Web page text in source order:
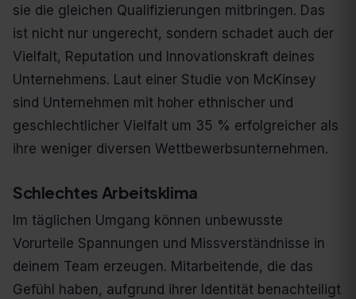
sie die gleichen Qualifizierungen mitbringen. Das
ist nicht nur ungerecht, sondern schadet auch der
Vielfalt, Reputation und Innovationskraft deines
Unternehmens. Laut einer Studie von McKinsey
sind Unternehmen mit hoher ethnischer und
geschlechtlicher Vielfalt um 35 % erfolgreicher als
ihre weniger diversen Wettbewerbsunternehmen.
Schlechtes Arbeitsklima
Im täglichen Umgang können unbewusste
Vorurteile Spannungen und Missverständnisse in
deinem Team erzeugen. Mitarbeitende, die das
Gefühl haben, aufgrund ihrer Identität benachteiligt